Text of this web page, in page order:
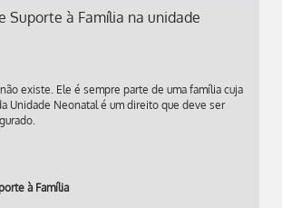
Suporte à Família na unidade
existe. Ele é sempre parte de uma família cuja
Unidade Neonatal é um direito que deve ser
à Família